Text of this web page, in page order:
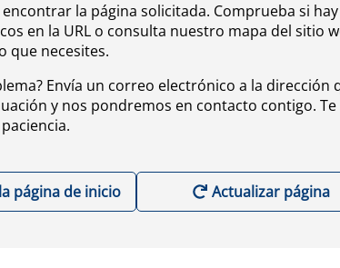
la página solicitada. Comprueba si hay
en la URL o consulta nuestro mapa del sitio
que necesites.
Envía un correo electrónico a la dirección
y nos pondremos en contacto contigo. Te
página de inicio Actualizar página